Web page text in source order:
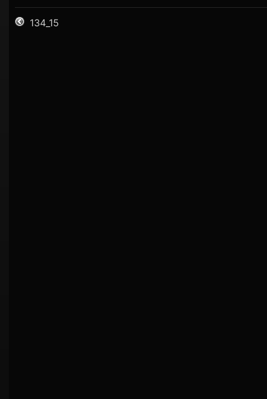
134_15